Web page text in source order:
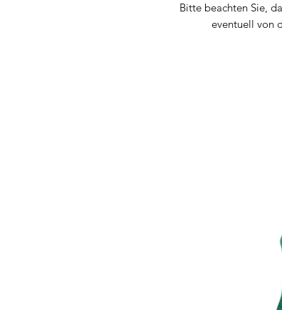
Bitte beachten Sie,
eventuell von